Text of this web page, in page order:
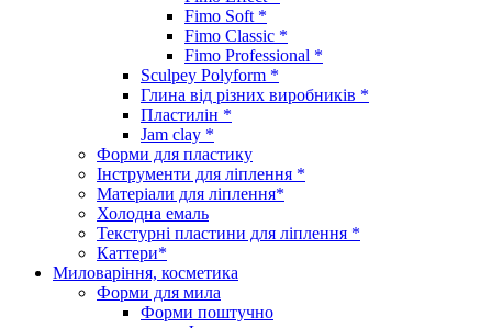
Fimo Soft *
Fimo Classic *
Fimo Professional *
Sculpey Polyform *
Глина від різних виробників *
Пластилін *
Jam clay *
Форми для пластику
Інструменти для ліплення *
Матеріали для ліплення*
Холодна емаль
Текстурні пластини для ліплення *
Каттери*
Миловаріння, косметика
Форми для мила
Форми поштучно